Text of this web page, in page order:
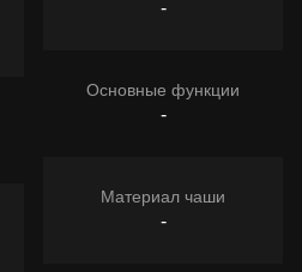
-
Основные функции
-
Материал чаши
-